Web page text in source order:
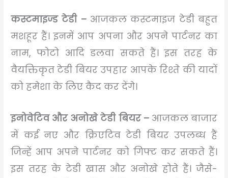
कस्टमाइज्ड टेडी –आजकल कस्टमाइज टेडी बहुत
मशहूर हैं। इनमें आप अपना और अपने पार्टनर का
नाम, फोटो आदि डलवा सकते हैं। इस तरह के
वैयक्तिकृत टेडी बियर उपहार आपके रिश्ते की यादों
को हमेशा के लिए कैद कर देंगे।
इनोवेटिव और अनोखे टेडी बियर –आजकल बाजार
में कई नए और क्रिएटिव टेडी बियर उपलब्ध हैं
जिन्हें आप अपने पार्टनर को गिफ्ट कर सकते हैं।
इस तरह के टेडी खास और अनोखे होते हैं। जैसे-